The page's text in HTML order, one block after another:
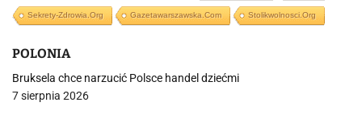
Sekrety-Zdrowia.org Gazetawarszawska.com Stolikwolnosci.org
POLONIA
Bruksela chce narzucić Polsce handel dziećmi
7 sierpnia 2026